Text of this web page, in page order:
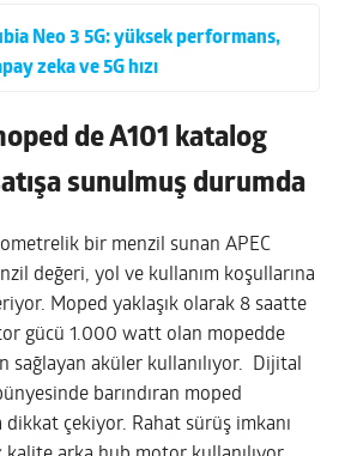
Neo 3 5G: yüksek performans,
zeka ve 5G hızı
de A101 katalog
sunulmuş durumda
bir menzil sunan APEC
değeri, yol ve kullanım koşullarına
Moped yaklaşık olarak 8 saatte
gücü 1.000 watt olan mopedde
sağlayan aküler kullanılıyor. Dijital
barındıran moped
dikkat çekiyor. Rahat sürüş imkanı